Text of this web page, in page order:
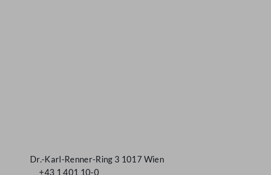
Dr.-Karl-Renner-Ring 3 1017 Wien
+43 1 401 10-0